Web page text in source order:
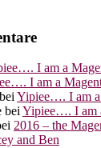
I am a
I am a
beiYipiee…. I am a
beiYipiee…. I am
2016 – the
and Ben